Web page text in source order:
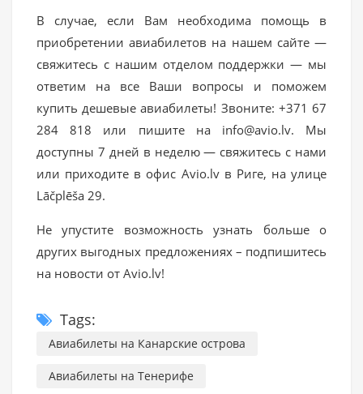
В случае, если Вам необходима помощь в
приобретении авиабилетов на нашем сайте —
свяжитесь с нашим отделом поддержки — мы
ответим на все Ваши вопросы и поможем
купить дешевые авиабилеты! Звоните: +371 67
284 818 или пишите на info@avio.lv. Мы
доступны 7 дней в неделю — свяжитесь с нами
или приходите в офис Avio.lv в Риге, на улице
Lāčplēša 29.
Не упустите возможность узнать больше о
других выгодных предложениях – подпишитесь
на новости от Avio.lv!
Tags:
Авиабилеты на Канарские острова
Авиабилеты на Тенерифе